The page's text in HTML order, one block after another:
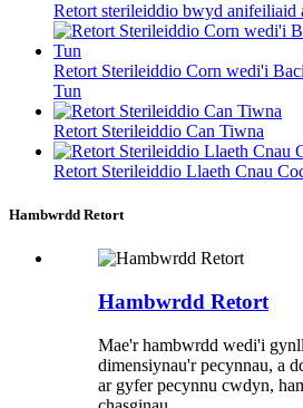
Retort sterileiddio bwyd anifeiliaid
Retort Sterileiddio Corn wedi'i
Tun
Retort Sterileiddio Can Tiwna
Retort Sterileiddio Llaeth Cnau
Hambwrdd Retort
Hambwrdd Retort
Mae'r hambwrdd wedi'i
dimensiynau'r pecynnau, a
ar gyfer pecynnu cwdyn,